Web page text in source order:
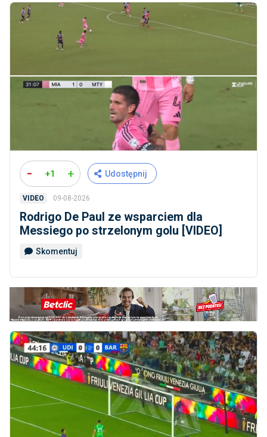
- +1 + Udostępnij
VIDEO 09-08-2026
Rodrigo De Paul ze wsparciem dla
Messiego po strzelonym golu [VIDEO]
Skomentuj